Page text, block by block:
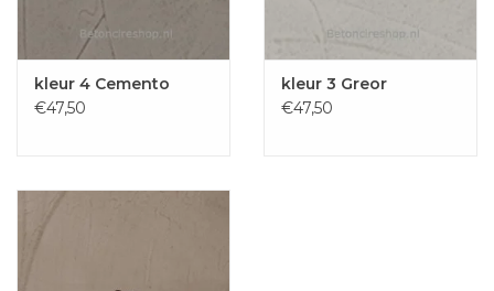
kleur 4 Cemento
€47,50
kleur 3 Greor
€47,50